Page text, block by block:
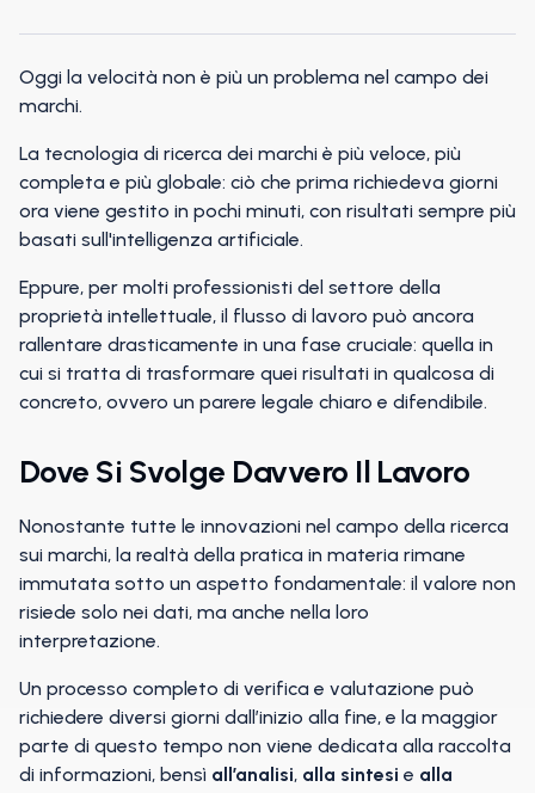
Oggi la velocità non è più un problema nel campo dei
marchi.
La tecnologia di ricerca dei marchi è più veloce, più
completa e più globale: ciò che prima richiedeva giorni
ora viene gestito in pochi minuti, con risultati sempre più
basati sull'intelligenza artificiale.
Eppure, per molti professionisti del settore della
proprietà intellettuale, il flusso di lavoro può ancora
rallentare drasticamente in una fase cruciale: quella in
cui si tratta di trasformare quei risultati in qualcosa di
concreto, ovvero un parere legale chiaro e difendibile.
Dove Si Svolge Davvero Il Lavoro
Nonostante tutte le innovazioni nel campo della ricerca
sui marchi, la realtà della pratica in materia rimane
immutata sotto un aspetto fondamentale: il valore non
risiede solo nei dati, ma anche nella loro
interpretazione.
Un processo completo di verifica e valutazione può
richiedere diversi giorni dall’inizio alla fine, e la maggior
parte di questo tempo non viene dedicata alla raccolta
di informazioni, bensì all’analisi, alla sintesi e alla